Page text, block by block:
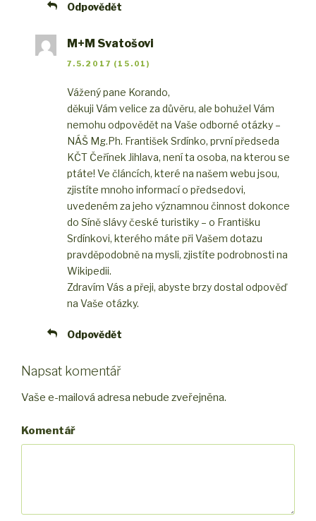
Odpovědět
M+M Svatošovi
7.5.2017 (15.01)
Vážený pane Korando,
děkuji Vám velice za důvěru, ale bohužel Vám
nemohu odpovědět na Vaše odborné otázky –
NÁŠ Mg.Ph. František Srdínko, první předseda
KČT Čeřínek Jihlava, není ta osoba, na kterou se
ptáte! Ve článcích, které na našem webu jsou,
zjistíte mnoho informací o předsedovi,
uvedeném za jeho významnou činnost dokonce
do Síně slávy české turistiky – o Františku
Srdínkovi, kterého máte při Vašem dotazu
pravděpodobně na mysli, zjistíte podrobnosti na
Wikipedii.
Zdravím Vás a přeji, abyste brzy dostal odpověď
na Vaše otázky.
Odpovědět
Napsat komentář
Vaše e-mailová adresa nebude zveřejněna.
Komentář